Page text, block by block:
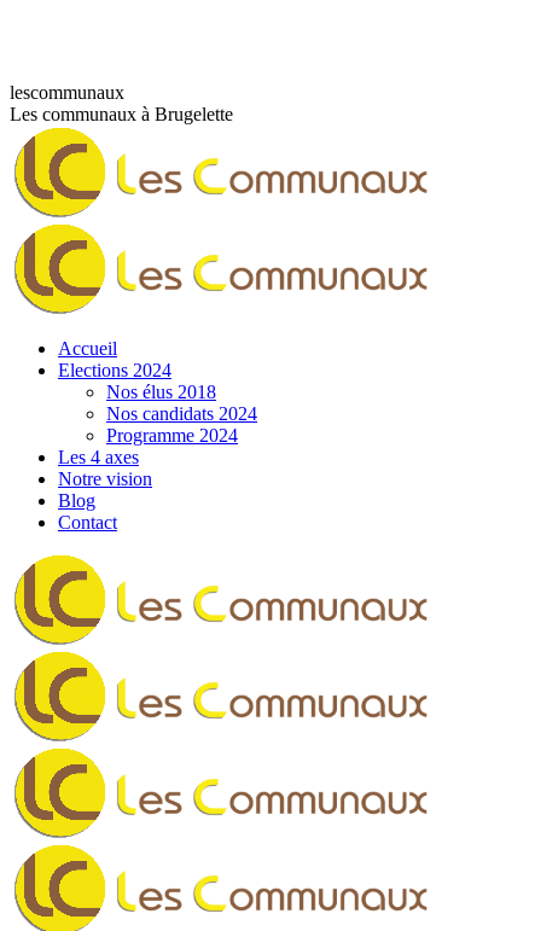
Facebook
page
opens
in
new
window
lescommunaux
Les communaux à Brugelette
Accueil
Elections 2024
Nos élus 2018
Nos candidats 2024
Programme 2024
Les 4 axes
Notre vision
Blog
Contact
Facebook
page
opens
in
window